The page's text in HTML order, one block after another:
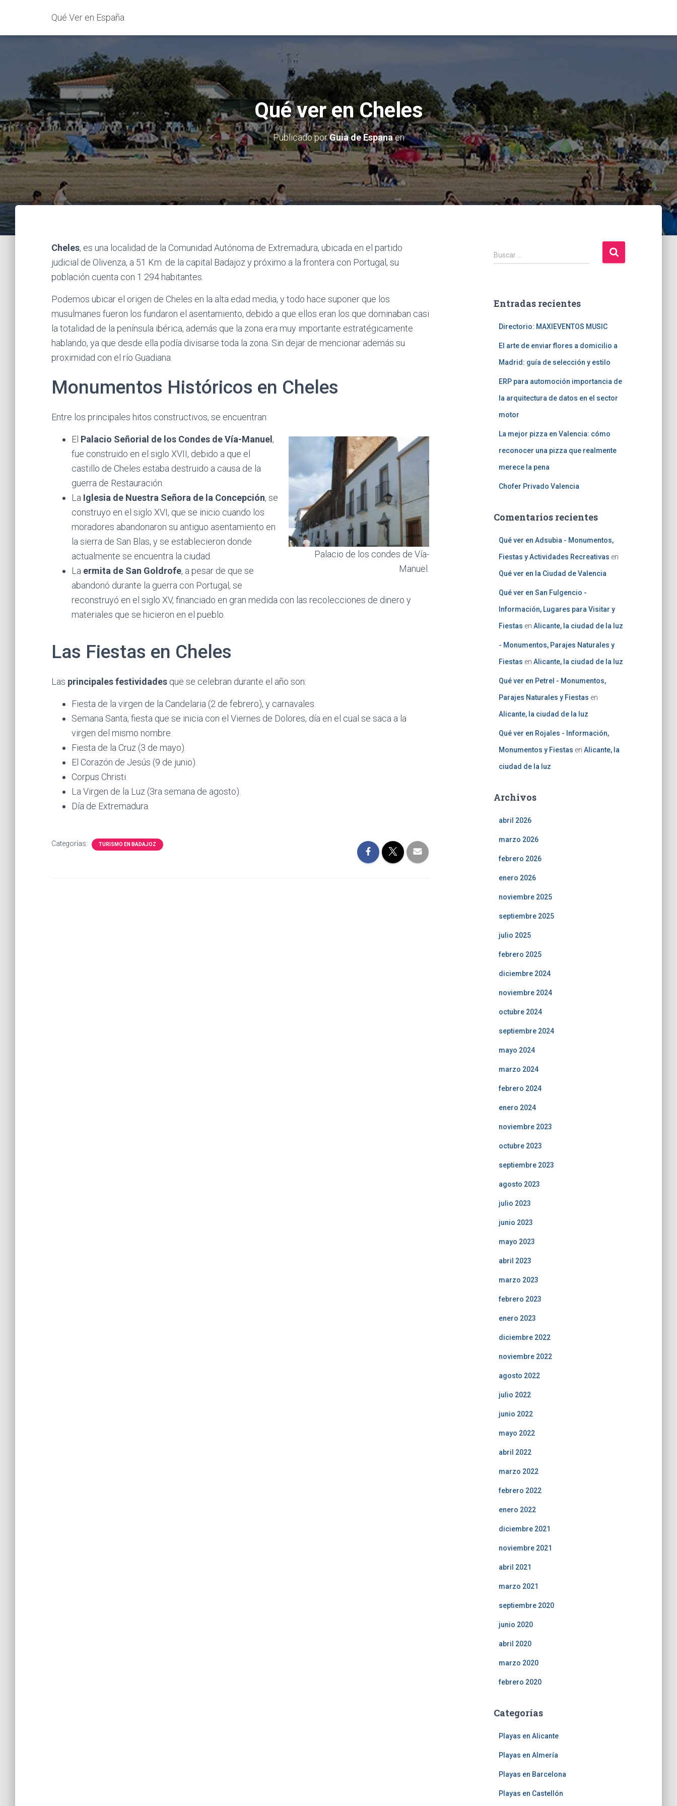
Qué Ver en España
Qué ver en Cheles
Publicado porGuia de Espanaen
Cheles, es una localidad de la Comunidad Autónoma de Extremadura, ubicada en el partido
judicial de Olivenza, a 51 Km. de la capital Badajoz y próximo a la frontera con Portugal, su
población cuenta con 1 294 habitantes.
Podemos ubicar el origen de Cheles en la alta edad media, y todo hace suponer que los
musulmanes fueron los fundaron el asentamiento, debido a que ellos eran los que dominaban casi
la totalidad de la península ibérica, además que la zona era muy importante estratégicamente
hablando, ya que desde ella podía divisarse toda la zona. Sin dejar de mencionar además su
proximidad con el río Guadiana.
Monumentos Históricos en Cheles
Entre los principales hitos constructivos, se encuentran:
Palacio de los condes de Vía-
Manuel.
El Palacio Señorial de los Condes de Vía-Manuel ,
fue construido en el siglo XVII, debido a que el
castillo de Cheles estaba destruido a causa de la
guerra de Restauración.
La Iglesia de Nuestra Señora de la Concepción, se
construyo en el siglo XVI, que se inicio cuando los
moradores abandonaron su antiguo asentamiento en
la sierra de San Blas, y se establecieron donde
actualmente se encuentra la ciudad.
La ermita de San Goldrofe, a pesar de que se
abandonó durante la guerra con Portugal, se
reconstruyó en el siglo XV, financiado en gran medida con las recolecciones de dinero y
materiales que se hicieron en el pueblo.
Las Fiestas en Cheles
Las principales festividades que se celebran durante el año son:
Fiesta de la virgen de la Candelaria (2 de febrero), y carnavales.
Semana Santa, fiesta que se inicia con el Viernes de Dolores, día en el cual se saca a la
virgen del mismo nombre.
Fiesta de la Cruz (3 de mayo).
El Corazón de Jesús (9 de junio).
Corpus Christi.
La Virgen de la Luz (3ra semana de agosto).
Día de Extremadura.
Categorías: TURISMO EN BADAJOZ
B
u
r
Buscar …
Entradas recientes
Directorio: MAXIEVENTOS MUSIC
El arte de enviar flores a domicilio a
Madrid: guía de selección y estilo
ERP para automoción importancia de
la arquitectura de datos en el sector
motor
La mejor pizza en Valencia: cómo
reconocer una pizza que realmente
merece la pena
Chofer Privado Valencia
Comentarios recientes
Qué ver en Adsubia - Monumentos,
Fiestas y Actividades Recreativas en
Qué ver en la Ciudad de Valencia
Qué ver en San Fulgencio -
Información, Lugares para Visitar y
Fiestas en Alicante, la ciudad de la luz
- Monumentos, Parajes Naturales y
Fiestas en Alicante, la ciudad de la luz
Qué ver en Petrel - Monumentos,
Parajes Naturales y Fiestas en
Alicante, la ciudad de la luz
Qué ver en Rojales - Información,
Monumentos y Fiestas en Alicante, la
ciudad de la luz
Archivos
abril 2026
marzo 2026
febrero 2026
enero 2026
noviembre 2025
septiembre 2025
julio 2025
febrero 2025
diciembre 2024
noviembre 2024
octubre 2024
septiembre 2024
mayo 2024
marzo 2024
febrero 2024
enero 2024
noviembre 2023
octubre 2023
septiembre 2023
agosto 2023
julio 2023
junio 2023
mayo 2023
abril 2023
marzo 2023
febrero 2023
enero 2023
diciembre 2022
noviembre 2022
agosto 2022
julio 2022
junio 2022
mayo 2022
abril 2022
marzo 2022
febrero 2022
enero 2022
diciembre 2021
noviembre 2021
abril 2021
marzo 2021
septiembre 2020
junio 2020
abril 2020
marzo 2020
febrero 2020
Categorías
Playas en Alicante
Playas en Almería
Playas en Barcelona
Playas en Castellón